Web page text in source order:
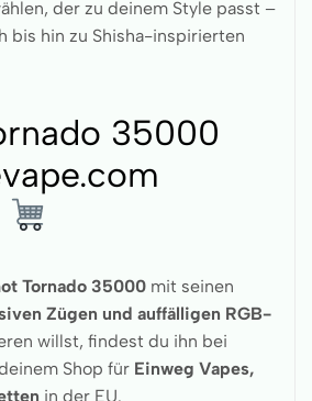
der zu deinem Style passt –
bis hin zu Shisha-inspirierten
35000
Tornado 35000 mit seinen
Zügen und auffälligen RGB-
willst, findest du ihn bei
Shop für Einweg Vapes,
in der EU.